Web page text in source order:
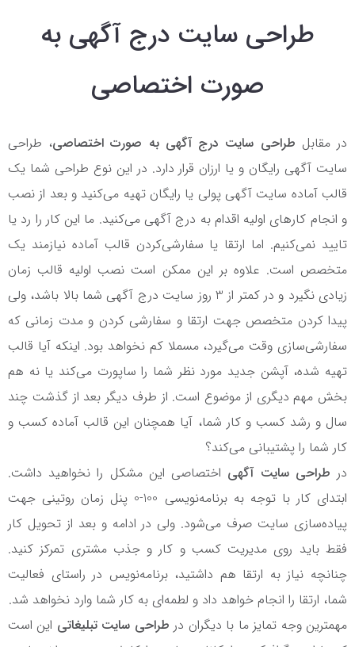
طراحی سایت درج آگهی به
صورت اختصاصی
در مقابل طراحی سایت درج آگهی به صورت اختصاصی، طراحی
سایت آگهی رایگان و یا ارزان قرار دارد. در این نوع طراحی شما یک
قالب آماده سایت آگهی پولی یا رایگان تهیه می‌کنید و بعد از نصب
و انجام کارهای اولیه اقدام به درج آگهی می‌کنید. ما این کار را رد یا
تایید نمی‌کنیم. اما ارتقا یا سفارشی‌کردن قالب آماده نیازمند یک
متخصص است. علاوه بر این ممکن است نصب اولیه قالب زمان
زیادی نگیرد و در کمتر از 3 روز سایت درج آگهی شما بالا باشد، ولی
پیدا کردن متخصص جهت ارتقا و سفارشی کردن و مدت زمانی که
سفارشی‌سازی وقت می‌گیرد، مسملا کم نخواهد بود. اینکه آیا قالب
تهیه شده، آپشن جدید مورد نظر شما را ساپورت می‌کند یا نه هم
بخش مهم دیگری از موضوع است. از طرف دیگر بعد از گذشت چند
سال و رشد کسب و کار شما، آیا همچنان این قالب آماده کسب و
کار شما را پشتیبانی می‌کند؟
در طراحی سایت آگهی اختصاصی این مشکل را نخواهید داشت.
ابتدای کار با توجه به برنامه‌نویسی 100-0 پنل زمان روتینی جهت
پیاده‌سازی سایت صرف می‌شود. ولی در ادامه و بعد از تحویل کار
فقط باید روی مدیریت کسب و کار و جذب مشتری تمرکز کنید.
چنانچه نیاز به ارتقا هم داشتید، برنامه‌نویس در راستای فعالیت
شما، ارتقا را انجام خواهد داد و لطمه‌ای به کار شما وارد نخواهد شد.
مهمترین وجه تمایز ما با دیگران در طراحی سایت تبلیغاتی این است